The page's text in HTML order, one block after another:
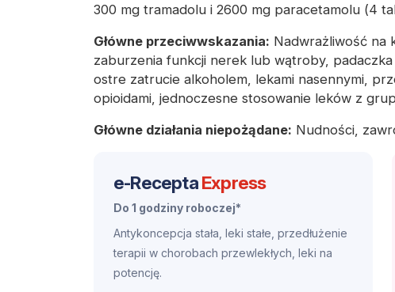
300 mg tramadolu i 2600 mg paracetamolu (4
Główne przeciwwskazania: Nadwrażliwość na
zaburzenia funkcji nerek lub wątroby,
ostre zatrucie alkoholem, lekami nasennymi,
opioidami, jednoczesne stosowanie leków z
Główne działania niepożądane: Nudności,
e-ReceptaExpress
Do 1 godziny roboczej*
Antykoncepcja stała, leki stałe, przedłużenie
terapii w chorobach przewlekłych, leki na
potencję.